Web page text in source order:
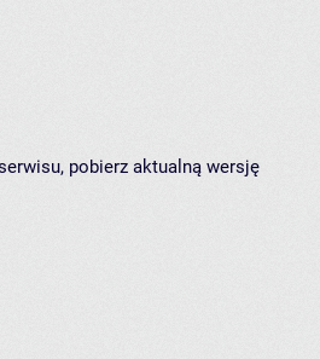
pobierz aktualną wersję